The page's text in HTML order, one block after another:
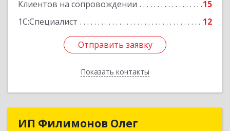
Клиентов на сопровождении
15
1С:Специалист
12
Отправить заявку
Показать контакты
Отправить заявку
Назад
ИП Филимонов ОлегИП Филимонов Олег